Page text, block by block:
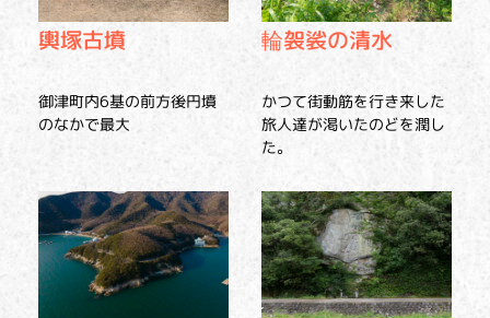
輿塚古墳
御津町内6基の前方後円墳
のなかで最大
輪袈裟の清水
かつて街動筋を行き来した
旅人達が渇いたのどを潤し
た。